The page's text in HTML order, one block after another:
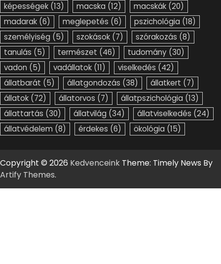
képességek (13) macska (12) macskák (20)
madarak (6) meglepetés (6) pszichológia (18)
személyiség (5) szokások (7) szórakozás (8)
tanulás (5) természet (46) tudomány (30)
vadon (5) vadállatok (11) viselkedés (42)
állatbarát (5) állatgondozás (38) állatkert (7)
állatok (72) állatorvos (7) állatpszichológia (13)
állattartás (30) állatvilág (34) állatviselkedés (24)
állatvédelem (8) érdekes (6) ökológia (15)
Copyright © 2026 Kedvenceink Theme: Timely News By
Artify Themes.